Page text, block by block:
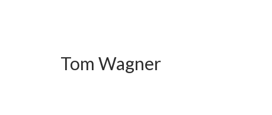
Tom Wagner